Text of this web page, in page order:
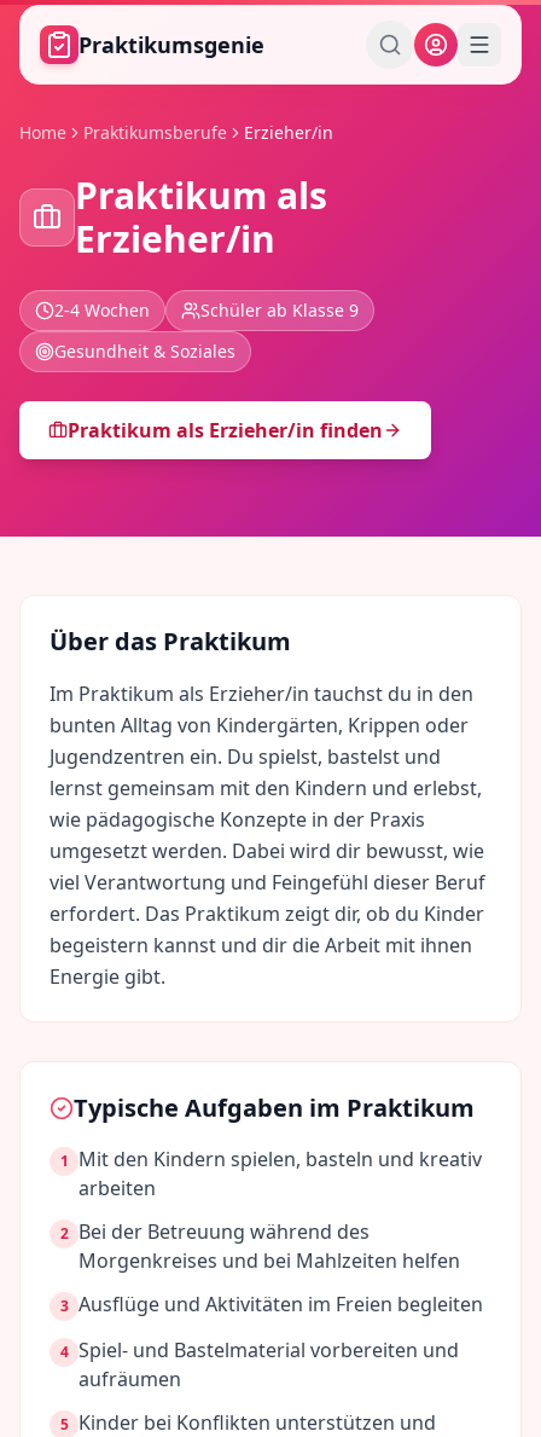
Zum Hauptinhalt springen
Praktikumsgenie
Home Praktikumsberufe Erzieher/in
Praktikum als
Erzieher/in
2-4 Wochen
Schüler ab Klasse 9
Gesundheit & Soziales
Praktikum als Erzieher/in finden
Über das Praktikum
Im Praktikum als Erzieher/in tauchst du in den
bunten Alltag von Kindergärten, Krippen oder
Jugendzentren ein. Du spielst, bastelst und
lernst gemeinsam mit den Kindern und erlebst,
wie pädagogische Konzepte in der Praxis
umgesetzt werden. Dabei wird dir bewusst, wie
viel Verantwortung und Feingefühl dieser Beruf
erfordert. Das Praktikum zeigt dir, ob du Kinder
begeistern kannst und dir die Arbeit mit ihnen
Energie gibt.
Typische Aufgaben im Praktikum
1
Mit den Kindern spielen, basteln und kreativ
arbeiten
2 Bei der Betreuung während des
Morgenkreises und bei Mahlzeiten helfen
3 Ausflüge und Aktivitäten im Freien begleiten
4 Spiel- und Bastelmaterial vorbereiten und
aufräumen
5 Kinder bei Konflikten unterstützen und